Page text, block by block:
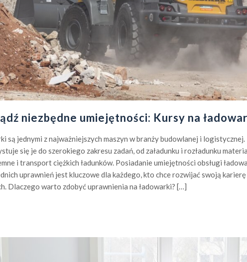
niezbędne umiejętności: Kursy na
są jednymi z najważniejszych maszyn w branży budowlanej i logistycznej.
się je do szerokiego zakresu zadań, od załadunku i rozładunku
i transport ciężkich ładunków. Posiadanie umiejętności obsługi
uprawnień jest kluczowe dla każdego, kto chce rozwijać swoją
Dlaczego warto zdobyć uprawnienia na ładowarki? […]